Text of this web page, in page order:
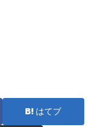
はてブ